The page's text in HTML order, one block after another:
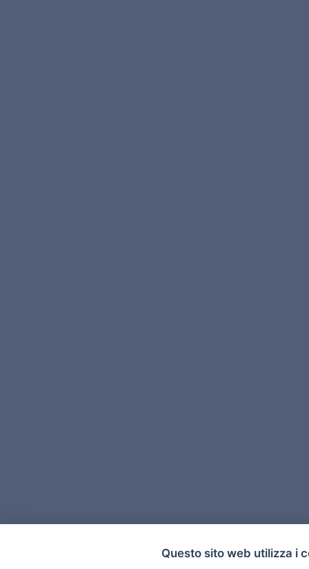
Questo sito web utilizza i